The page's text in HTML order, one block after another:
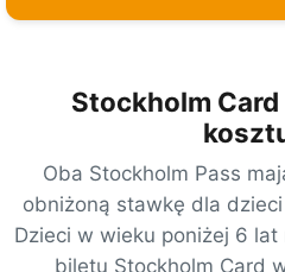
Stockholm
Oba Stockholm Pass
obniżoną stawkę dla
Dzieci w wieku poniżej 6 lat
biletu Stockholm Card